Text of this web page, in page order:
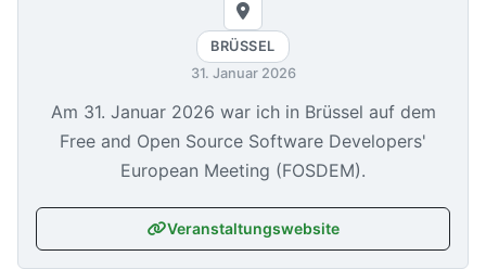
BRÜSSEL
31. Januar 2026
Am 31. Januar 2026 war ich in Brüssel auf dem
Free and Open Source Software Developers'
European Meeting (FOSDEM).
Veranstaltungswebsite